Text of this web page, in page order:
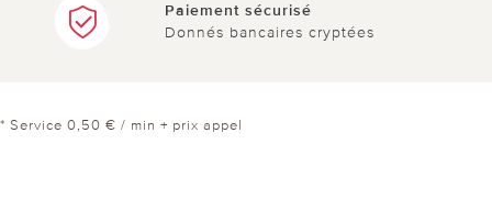
Paiement sécurisé
Donnés bancaires cryptées
* Service 0,50 € / min + prix appel